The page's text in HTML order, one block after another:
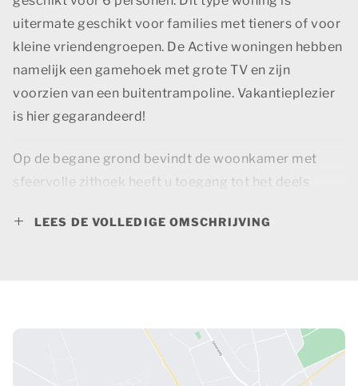
uitermate geschikt voor families met tieners of voor
kleine vriendengroepen. De Active woningen hebben
namelijk een gamehoek met grote TV en zijn
voorzien van een buitentrampoline. Vakantieplezier
is hier gegarandeerd!
Op de begane grond bevindt de woonkamer met
sfeervolle zithoek heeft u toegang tot het deels
woonkamer vindt u de open keuken met kookeiland,
éénpersoonsbedden op de begane grond. De
badkamer en-suite beschikt over een ligbad, douche,
LEES DE VOLLEDIGE OMSCHRIJVING